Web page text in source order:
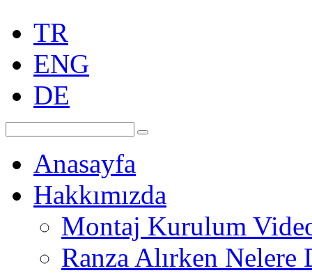
TR
ENG
DE
Anasayfa
Hakkımızda
Montaj Kurulum
Ranza Alırken